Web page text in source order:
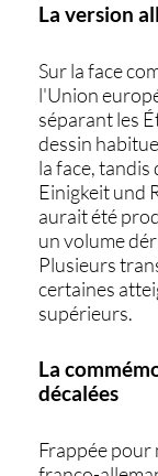
La version
Sur la face
l'Union
séparant les
dessin
la face,
Einigkeit und
aurait été
un volume
Plusieurs
certaines
supérieurs.
La
décalées
Frappée